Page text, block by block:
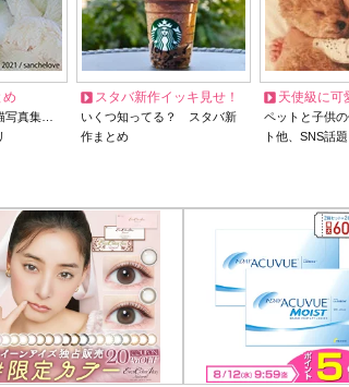
め
写真集…
スタバ新作イッキ見せ！
いくつ知ってる？ スタバ新
作まとめ
天使級に可
ペットと子供
ト他、SNS話